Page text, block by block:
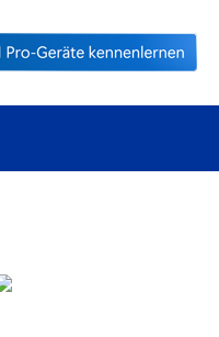
0 Positionen. Der